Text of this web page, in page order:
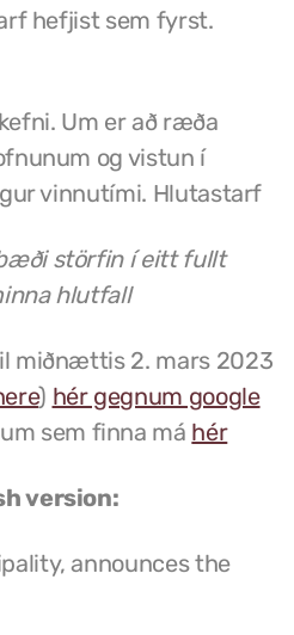
hefjist sem fyrst.
Um er að ræða
og vistun í
vinnutími. Hlutastarf
störfin í eitt fullt
hlutfall
miðnættis 2. mars 2023
) hér gegnum google
sem finna má hér
version:
announces the